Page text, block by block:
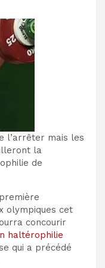
l’arrêter mais les
la
de
olympiques cet
concourir
haltérophilie
qui a précédé